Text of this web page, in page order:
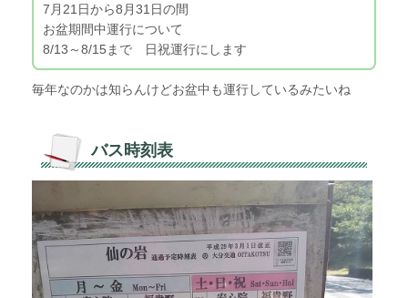
7月21日から8月31日の間
お盆期間中運行について
8/13～8/15まで 日祝運行にします
毎年なのかは知らんけどお盆中も運行しているみたいね
バス時刻表